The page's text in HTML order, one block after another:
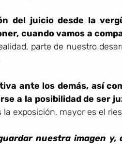
del juicio desde la
cuando vamos a
parte de nuestro
ante los demás, así
a la posibilidad de ser
exposición, mayor es el
nuestra imagen y,